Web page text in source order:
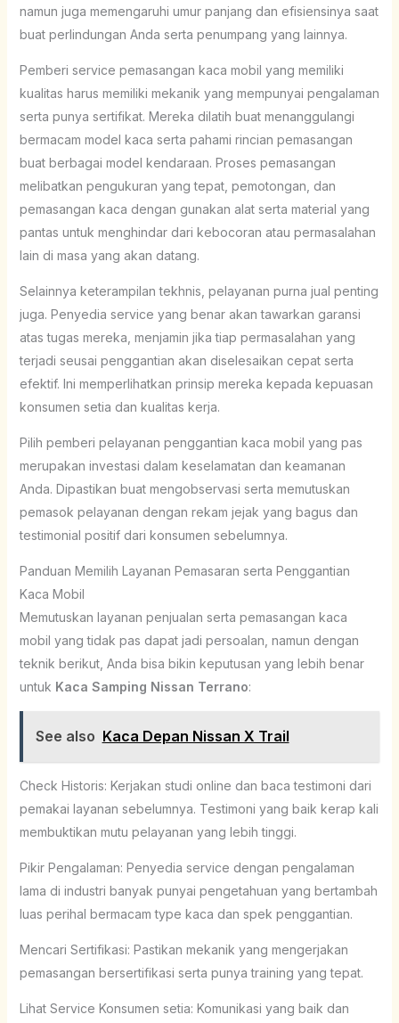
namun juga memengaruhi umur panjang dan efisiensinya saat
buat perlindungan Anda serta penumpang yang lainnya.
Pemberi service pemasangan kaca mobil yang memiliki
kualitas harus memiliki mekanik yang mempunyai pengalaman
serta punya sertifikat. Mereka dilatih buat menanggulangi
bermacam model kaca serta pahami rincian pemasangan
buat berbagai model kendaraan. Proses pemasangan
melibatkan pengukuran yang tepat, pemotongan, dan
pemasangan kaca dengan gunakan alat serta material yang
pantas untuk menghindar dari kebocoran atau permasalahan
lain di masa yang akan datang.
Selainnya keterampilan tekhnis, pelayanan purna jual penting
juga. Penyedia service yang benar akan tawarkan garansi
atas tugas mereka, menjamin jika tiap permasalahan yang
terjadi seusai penggantian akan diselesaikan cepat serta
efektif. Ini memperlihatkan prinsip mereka kepada kepuasan
konsumen setia dan kualitas kerja.
Pilih pemberi pelayanan penggantian kaca mobil yang pas
merupakan investasi dalam keselamatan dan keamanan
Anda. Dipastikan buat mengobservasi serta memutuskan
pemasok pelayanan dengan rekam jejak yang bagus dan
testimonial positif dari konsumen sebelumnya.
Panduan Memilih Layanan Pemasaran serta Penggantian
Kaca Mobil
Memutuskan layanan penjualan serta pemasangan kaca
mobil yang tidak pas dapat jadi persoalan, namun dengan
teknik berikut, Anda bisa bikin keputusan yang lebih benar
untuk Kaca Samping Nissan Terrano:
See also Kaca Depan Nissan X Trail
Check Historis: Kerjakan studi online dan baca testimoni dari
pemakai layanan sebelumnya. Testimoni yang baik kerap kali
membuktikan mutu pelayanan yang lebih tinggi.
Pikir Pengalaman: Penyedia service dengan pengalaman
lama di industri banyak punyai pengetahuan yang bertambah
luas perihal bermacam type kaca dan spek penggantian.
Mencari Sertifikasi: Pastikan mekanik yang mengerjakan
pemasangan bersertifikasi serta punya training yang tepat.
Lihat Service Konsumen setia: Komunikasi yang baik dan